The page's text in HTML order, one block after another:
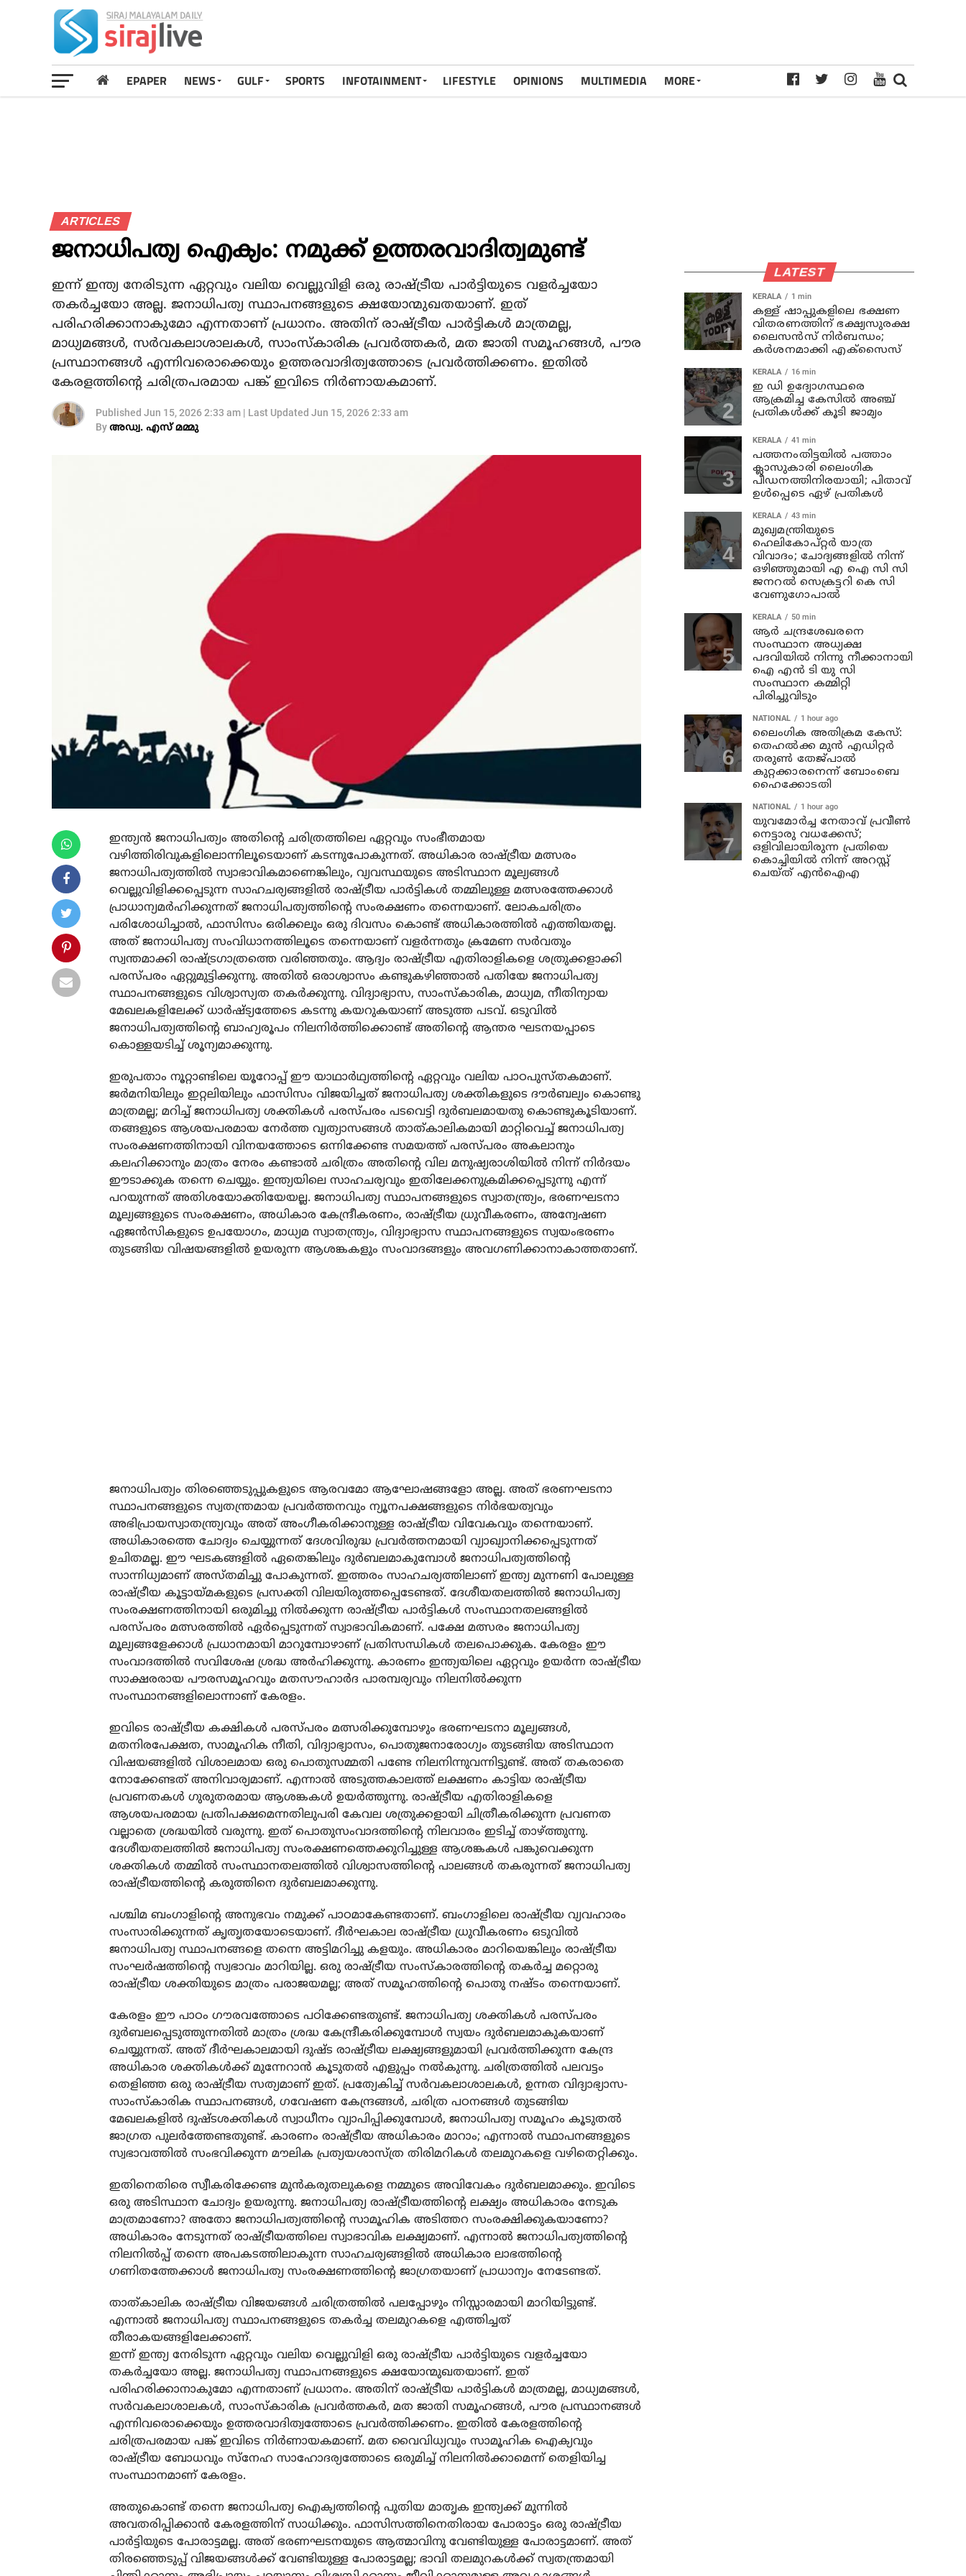
EPAPER NEWS GULF SPORTS INFOTAINMENT LIFESTYLE OPINIONS MULTIMEDIA MORE
ARTICLES
ജനാധിപത്യ ഐക്യം: നമുക്ക് ഉത്തരവാദിത്വമുണ്ട്
ഇന്ന് ഇന്ത്യ നേരിടുന്ന ഏറ്റവും വലിയ വെല്ലുവിളി ഒരു രാഷ്ട്രീയ പാര്‍ട്ടിയുടെ വളര്‍ച്ചയോ
തകര്‍ച്ചയോ അല്ല. ജനാധിപത്യ സ്ഥാപനങ്ങളുടെ ക്ഷയോന്മുഖതയാണ്. ഇത്
പരിഹരിക്കാനാകുമോ എന്നതാണ് പ്രധാനം. അതിന് രാഷ്ട്രീയ പാര്‍ട്ടികള്‍ മാത്രമല്ല,
മാധ്യമങ്ങള്‍, സര്‍വകലാശാലകള്‍, സാംസ്‌കാരിക പ്രവര്‍ത്തകര്‍, മത ജാതി സമൂഹങ്ങള്‍, പൗര
പ്രസ്ഥാനങ്ങള്‍ എന്നിവരൊക്കെയും ഉത്തരവാദിത്വത്തോടെ പ്രവര്‍ത്തിക്കണം. ഇതില്‍
കേരളത്തിന്റെ ചരിത്രപരമായ പങ്ക് ഇവിടെ നിര്‍ണായകമാണ്.
Published Jun 15, 2026 2:33 am | Last Updated Jun 15, 2026 2:33 am
Byഅഡ്വ. എസ് മമ്മു
ഇന്ത്യന്‍ ജനാധിപത്യം അതിന്റെ ചരിത്രത്തിലെ ഏറ്റവും സംഭീതമായ
വഴിത്തിരിവുകളിലൊന്നിലൂടെയാണ് കടന്നുപോകുന്നത്. അധികാര രാഷ്ട്രീയ മത്സരം
ജനാധിപത്യത്തില്‍ സ്വാഭാവികമാണെങ്കിലും, വ്യവസ്ഥയുടെ അടിസ്ഥാന മൂല്യങ്ങള്‍
വെല്ലുവിളിക്കപ്പെടുന്ന സാഹചര്യങ്ങളില്‍ രാഷ്ട്രീയ പാര്‍ട്ടികള്‍ തമ്മിലുള്ള മത്സരത്തേക്കാള്‍
പ്രാധാന്യമര്‍ഹിക്കുന്നത് ജനാധിപത്യത്തിന്റെ സംരക്ഷണം തന്നെയാണ്. ലോകചരിത്രം
പരിശോധിച്ചാല്‍, ഫാസിസം ഒരിക്കലും ഒരു ദിവസം കൊണ്ട് അധികാരത്തില്‍ എത്തിയതല്ല.
അത് ജനാധിപത്യ സംവിധാനത്തിലൂടെ തന്നെയാണ് വളര്‍ന്നതും ക്രമേണ സര്‍വതും
സ്വന്തമാക്കി രാഷ്ട്രഗാത്രത്തെ വരിഞ്ഞതും. ആദ്യം രാഷ്ട്രീയ എതിരാളികളെ ശത്രുക്കളാക്കി
പരസ്പരം ഏറ്റുമുട്ടിക്കുന്നു. അതില്‍ ഒരാശ്വാസം കണ്ടുകഴിഞ്ഞാല്‍ പതിയേ ജനാധിപത്യ
സ്ഥാപനങ്ങളുടെ വിശ്വാസ്യത തകര്‍ക്കുന്നു. വിദ്യാഭ്യാസ, സാംസ്‌കാരിക, മാധ്യമ, നീതിന്യായ
മേഖലകളിലേക്ക് ധാര്‍ഷ്ട്യത്തേടെ കടന്നു കയറുകയാണ് അടുത്ത പടവ്. ഒടുവില്‍
ജനാധിപത്യത്തിന്റെ ബാഹ്യരൂപം നിലനിര്‍ത്തിക്കൊണ്ട് അതിന്റെ ആന്തര ഘടനയപ്പാടെ
കൊള്ളയടിച്ച് ശൂന്യമാക്കുന്നു.
ഇരുപതാം നൂറ്റാണ്ടിലെ യൂറോപ്പ് ഈ യാഥാര്‍ഥ്യത്തിന്റെ ഏറ്റവും വലിയ പാഠപുസ്തകമാണ്.
ജര്‍മനിയിലും ഇറ്റലിയിലും ഫാസിസം വിജയിച്ചത് ജനാധിപത്യ ശക്തികളുടെ ദൗര്‍ബല്യം കൊണ്ടു
മാത്രമല്ല; മറിച്ച് ജനാധിപത്യ ശക്തികള്‍ പരസ്പരം പടവെട്ടി ദുര്‍ബലമായതു കൊണ്ടുകൂടിയാണ്.
തങ്ങളുടെ ആശയപരമായ നേര്‍ത്ത വ്യത്യാസങ്ങള്‍ താത്കാലികമായി മാറ്റിവെച്ച് ജനാധിപത്യ
സംരക്ഷണത്തിനായി വിനയത്തോടെ ഒന്നിക്കേണ്ട സമയത്ത് പരസ്പരം അകലാനും
കലഹിക്കാനും മാത്രം നേരം കണ്ടാല്‍ ചരിത്രം അതിന്റെ വില മനുഷ്യരാശിയില്‍ നിന്ന് നിര്‍ദയം
ഈടാക്കുക തന്നെ ചെയ്യും. ഇന്ത്യയിലെ സാഹചര്യവും ഇതിലേക്കനുക്രമിക്കപ്പെടുന്നു എന്ന്
പറയുന്നത് അതിശയോക്തിയേയല്ല. ജനാധിപത്യ സ്ഥാപനങ്ങളുടെ സ്വാതന്ത്ര്യം, ഭരണഘടനാ
മൂല്യങ്ങളുടെ സംരക്ഷണം, അധികാര കേന്ദ്രീകരണം, രാഷ്ട്രീയ ധ്രുവീകരണം, അന്വേഷണ
ഏജന്‍സികളുടെ ഉപയോഗം, മാധ്യമ സ്വാതന്ത്ര്യം, വിദ്യാഭ്യാസ സ്ഥാപനങ്ങളുടെ സ്വയംഭരണം
തുടങ്ങിയ വിഷയങ്ങളില്‍ ഉയരുന്ന ആശങ്കകളും സംവാദങ്ങളും അവഗണിക്കാനാകാത്തതാണ്.
ജനാധിപത്യം തിരഞ്ഞെടുപ്പുകളുടെ ആരവമോ ആഘോഷങ്ങളോ അല്ല. അത് ഭരണഘടനാ
സ്ഥാപനങ്ങളുടെ സ്വതന്ത്രമായ പ്രവര്‍ത്തനവും ന്യൂനപക്ഷങ്ങളുടെ നിര്‍ഭയത്വവും
അഭിപ്രായസ്വാതന്ത്ര്യവും അത് അംഗീകരിക്കാനുള്ള രാഷ്ട്രീയ വിവേകവും തന്നെയാണ്.
അധികാരത്തെ ചോദ്യം ചെയ്യുന്നത് ദേശവിരുദ്ധ പ്രവര്‍ത്തനമായി വ്യാഖ്യാനിക്കപ്പെടുന്നത്
ഉചിതമല്ല. ഈ ഘടകങ്ങളില്‍ ഏതെങ്കിലും ദുര്‍ബലമാകുമ്പോള്‍ ജനാധിപത്യത്തിന്റെ
സാന്നിധ്യമാണ് അസ്തമിച്ചു പോകുന്നത്. ഇത്തരം സാഹചര്യത്തിലാണ് ഇന്ത്യ മുന്നണി പോലുള്ള
രാഷ്ട്രീയ കൂട്ടായ്മകളുടെ പ്രസക്തി വിലയിരുത്തപ്പെടേണ്ടത്. ദേശീയതലത്തില്‍ ജനാധിപത്യ
സംരക്ഷണത്തിനായി ഒരുമിച്ചു നില്‍ക്കുന്ന രാഷ്ട്രീയ പാര്‍ട്ടികള്‍ സംസ്ഥാനതലങ്ങളില്‍
പരസ്പരം മത്സരത്തില്‍ ഏര്‍പ്പെടുന്നത് സ്വാഭാവികമാണ്. പക്ഷേ മത്സരം ജനാധിപത്യ
മൂല്യങ്ങളേക്കാള്‍ പ്രധാനമായി മാറുമ്പോഴാണ് പ്രതിസന്ധികള്‍ തലപൊക്കുക. കേരളം ഈ
സംവാദത്തില്‍ സവിശേഷ ശ്രദ്ധ അര്‍ഹിക്കുന്നു. കാരണം ഇന്ത്യയിലെ ഏറ്റവും ഉയര്‍ന്ന രാഷ്ട്രീയ
സാക്ഷരരായ പൗരസമൂഹവും മതസൗഹാര്‍ദ പാരമ്പര്യവും നിലനില്‍ക്കുന്ന
സംസ്ഥാനങ്ങളിലൊന്നാണ് കേരളം.
ഇവിടെ രാഷ്ട്രീയ കക്ഷികള്‍ പരസ്പരം മത്സരിക്കുമ്പോഴും ഭരണഘടനാ മൂല്യങ്ങള്‍,
മതനിരപേക്ഷത, സാമൂഹിക നീതി, വിദ്യാഭ്യാസം, പൊതുജനാരോഗ്യം തുടങ്ങിയ അടിസ്ഥാന
വിഷയങ്ങളില്‍ വിശാലമായ ഒരു പൊതുസമ്മതി പണ്ടേ നിലനിന്നുവന്നിട്ടുണ്ട്. അത് തകരാതെ
നോക്കേണ്ടത് അനിവാര്യമാണ്. എന്നാല്‍ അടുത്തകാലത്ത് ലക്ഷണം കാട്ടിയ രാഷ്ട്രീയ
പ്രവണതകള്‍ ഗുരുതരമായ ആശങ്കകള്‍ ഉയര്‍ത്തുന്നു. രാഷ്ട്രീയ എതിരാളികളെ
ആശയപരമായ പ്രതിപക്ഷമെന്നതിലുപരി കേവല ശത്രുക്കളായി ചിത്രീകരിക്കുന്ന പ്രവണത
വല്ലാതെ ശ്രദ്ധയില്‍ വരുന്നു. ഇത് പൊതുസംവാദത്തിന്റെ നിലവാരം ഇടിച്ച് താഴ്ത്തുന്നു.
ദേശീയതലത്തില്‍ ജനാധിപത്യ സംരക്ഷണത്തെക്കുറിച്ചുള്ള ആശങ്കകള്‍ പങ്കുവെക്കുന്ന
ശക്തികള്‍ തമ്മില്‍ സംസ്ഥാനതലത്തില്‍ വിശ്വാസത്തിന്റെ പാലങ്ങള്‍ തകരുന്നത് ജനാധിപത്യ
രാഷ്ട്രീയത്തിന്റെ കരുത്തിനെ ദുര്‍ബലമാക്കുന്നു.
പശ്ചിമ ബംഗാളിന്റെ അനുഭവം നമുക്ക് പാഠമാകേണ്ടതാണ്. ബംഗാളിലെ രാഷ്ട്രീയ വ്യവഹാരം
സംസാരിക്കുന്നത് കൃതൃതയോടെയാണ്. ദീര്‍ഘകാല രാഷ്ട്രീയ ധ്രുവീകരണം ഒടുവില്‍
ജനാധിപത്യ സ്ഥാപനങ്ങളെ തന്നെ അട്ടിമറിച്ചു കളയും. അധികാരം മാറിയെങ്കിലും രാഷ്ട്രീയ
സംഘര്‍ഷത്തിന്റെ സ്വഭാവം മാറിയില്ല. ഒരു രാഷ്ട്രീയ സംസ്‌കാരത്തിന്റെ തകര്‍ച്ച മറ്റൊരു
രാഷ്ട്രീയ ശക്തിയുടെ മാത്രം പരാജയമല്ല; അത് സമൂഹത്തിന്റെ പൊതു നഷ്ടം തന്നെയാണ്.
കേരളം ഈ പാഠം ഗൗരവത്തോടെ പഠിക്കേണ്ടതുണ്ട്. ജനാധിപത്യ ശക്തികള്‍ പരസ്പരം
ദുര്‍ബലപ്പെടുത്തുന്നതില്‍ മാത്രം ശ്രദ്ധ കേന്ദ്രീകരിക്കുമ്പോള്‍ സ്വയം ദുര്‍ബലമാകുകയാണ്
ചെയ്യുന്നത്. അത് ദീര്‍ഘകാലമായി ദുഷ്ട രാഷ്ട്രീയ ലക്ഷ്യങ്ങളുമായി പ്രവര്‍ത്തിക്കുന്ന കേന്ദ്ര
അധികാര ശക്തികള്‍ക്ക് മുന്നേറാന്‍ കൂടുതല്‍ എളുപ്പം നല്‍കുന്നു. ചരിത്രത്തില്‍ പലവട്ടം
തെളിഞ്ഞ ഒരു രാഷ്ട്രീയ സത്യമാണ് ഇത്. പ്രത്യേകിച്ച് സര്‍വകലാശാലകള്‍, ഉന്നത വിദ്യാഭ്യാസ-
സാംസ്‌കാരിക സ്ഥാപനങ്ങള്‍, ഗവേഷണ കേന്ദ്രങ്ങള്‍, ചരിത്ര പഠനങ്ങള്‍ തുടങ്ങിയ
മേഖലകളില്‍ ദുഷ്ടശക്തികള്‍ സ്വാധീനം വ്യാപിപ്പിക്കുമ്പോള്‍, ജനാധിപത്യ സമൂഹം കൂടുതല്‍
ജാഗ്രത പുലര്‍ത്തേണ്ടതുണ്ട്. കാരണം രാഷ്ട്രീയ അധികാരം മാറാം; എന്നാല്‍ സ്ഥാപനങ്ങളുടെ
സ്വഭാവത്തില്‍ സംഭവിക്കുന്ന മൗലിക പ്രത്യയശാസ്ത്ര തിരിമറികള്‍ തലമുറകളെ വഴിതെറ്റിക്കും.
ഇതിനെതിരെ സ്വീകരിക്കേണ്ട മുന്‍കരുതലുകളെ നമ്മുടെ അവിവേകം ദുര്‍ബലമാക്കും. ഇവിടെ
ഒരു അടിസ്ഥാന ചോദ്യം ഉയരുന്നു. ജനാധിപത്യ രാഷ്ട്രീയത്തിന്റെ ലക്ഷ്യം അധികാരം നേടുക
മാത്രമാണോ? അതോ ജനാധിപത്യത്തിന്റെ സാമൂഹിക അടിത്തറ സംരക്ഷിക്കുകയാണോ?
അധികാരം നേടുന്നത് രാഷ്ട്രീയത്തിലെ സ്വാഭാവിക ലക്ഷ്യമാണ്. എന്നാല്‍ ജനാധിപത്യത്തിന്റെ
നിലനില്‍പ്പ് തന്നെ അപകടത്തിലാകുന്ന സാഹചര്യങ്ങളില്‍ അധികാര ലാഭത്തിന്റെ
ഗണിതത്തേക്കാള്‍ ജനാധിപത്യ സംരക്ഷണത്തിന്റെ ജാഗ്രതയാണ് പ്രാധാന്യം നേടേണ്ടത്.
താത്കാലിക രാഷ്ട്രീയ വിജയങ്ങള്‍ ചരിത്രത്തില്‍ പലപ്പോഴും നിസ്സാരമായി മാറിയിട്ടുണ്ട്.
എന്നാല്‍ ജനാധിപത്യ സ്ഥാപനങ്ങളുടെ തകര്‍ച്ച തലമുറകളെ എത്തിച്ചത്
തീരാകയങ്ങളിലേക്കാണ്.
ഇന്ന് ഇന്ത്യ നേരിടുന്ന ഏറ്റവും വലിയ വെല്ലുവിളി ഒരു രാഷ്ട്രീയ പാര്‍ട്ടിയുടെ വളര്‍ച്ചയോ
തകര്‍ച്ചയോ അല്ല. ജനാധിപത്യ സ്ഥാപനങ്ങളുടെ ക്ഷയോന്മുഖതയാണ്. ഇത്
പരിഹരിക്കാനാകുമോ എന്നതാണ് പ്രധാനം. അതിന് രാഷ്ട്രീയ പാര്‍ട്ടികള്‍ മാത്രമല്ല, മാധ്യമങ്ങള്‍,
സര്‍വകലാശാലകള്‍, സാംസ്‌കാരിക പ്രവര്‍ത്തകര്‍, മത ജാതി സമൂഹങ്ങള്‍, പൗര പ്രസ്ഥാനങ്ങള്‍
എന്നിവരൊക്കെയും ഉത്തരവാദിത്വത്തോടെ പ്രവര്‍ത്തിക്കണം. ഇതില്‍ കേരളത്തിന്റെ
ചരിത്രപരമായ പങ്ക് ഇവിടെ നിര്‍ണായകമാണ്. മത വൈവിധ്യവും സാമൂഹിക ഐക്യവും
രാഷ്ട്രീയ ബോധവും സ്‌നേഹ സാഹോദര്യത്തോടെ ഒരുമിച്ച് നിലനില്‍ക്കാമെന്ന് തെളിയിച്ച
സംസ്ഥാനമാണ് കേരളം.
അതുകൊണ്ട് തന്നെ ജനാധിപത്യ ഐക്യത്തിന്റെ പുതിയ മാതൃക ഇന്ത്യക്ക് മുന്നില്‍
അവതരിപ്പിക്കാന്‍ കേരളത്തിന് സാധിക്കും. ഫാസിസത്തിനെതിരായ പോരാട്ടം ഒരു രാഷ്ട്രീയ
പാര്‍ട്ടിയുടെ പോരാട്ടമല്ല. അത് ഭരണഘടനയുടെ ആത്മാവിനു വേണ്ടിയുള്ള പോരാട്ടമാണ്. അത്
തിരഞ്ഞെടുപ്പ് വിജയങ്ങള്‍ക്ക് വേണ്ടിയുള്ള പോരാട്ടമല്ല; ഭാവി തലമുറകള്‍ക്ക് സ്വതന്ത്രമായി
LATEST
KERALA 1 min
കള്ള് ഷാപ്പുകളിലെ ഭക്ഷണ
വിതരണത്തിന് ഭക്ഷ്യസുരക്ഷ
ലൈസന്‍സ് നിര്‍ബന്ധം;
കര്‍ശനമാക്കി എക്സൈസ്
KERALA 16 min
ഇ ഡി ഉദ്യോഗസ്ഥരെ
ആക്രമിച്ച കേസില്‍ അഞ്ച്
പ്രതികള്‍ക്ക് കൂടി ജാമ്യം
KERALA 41 min
പത്തനംതിട്ടയില്‍ പത്താം
ക്ലാസുകാരി ലൈംഗിക
പീഡനത്തിനിരയായി; പിതാവ്
ഉള്‍പ്പെടെ ഏഴ് പ്രതികള്‍
KERALA 43 min
മുഖ്യമന്ത്രിയുടെ
ഹെലികോപ്റ്റർ യാത്ര
വിവാദം; ചോദ്യങ്ങളിൽ നിന്ന്
ഒഴിഞ്ഞുമായി എ ഐ സി സി
ജനറൽ സെക്രട്ടറി കെ സി
വേണുഗോപാൽ
KERALA 50 min
ആര്‍ ചന്ദ്രശേഖരനെ
സംസ്ഥാന അധ്യക്ഷ
പദവിയില്‍ നിന്നു നീക്കാനായി
ഐ എന്‍ ടി യു സി
സംസ്ഥാന കമ്മിറ്റി
പിരിച്ചുവിടും
NATIONAL 1 hour ago
ലൈംഗിക അതിക്രമ കേസ്:
തെഹൽക്ക മുൻ എഡിറ്റർ
തരുൺ തേജ്പാൽ
കുറ്റക്കാരനെന്ന് ബോംബെ
ഹൈക്കോടതി
NATIONAL 1 hour ago
യുവമോര്‍ച്ച നേതാവ് പ്രവീണ്‍
നെട്ടാരു വധക്കേസ്;
ഒളിവിലായിരുന്ന പ്രതിയെ
കൊച്ചിയില്‍ നിന്ന് അറസ്റ്റ്
ചെയ്ത് എന്‍ഐഎ